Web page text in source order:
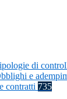
di
e
contratti 735